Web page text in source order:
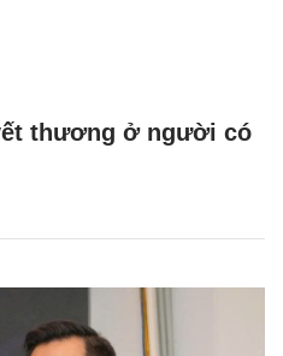
thương ở người có